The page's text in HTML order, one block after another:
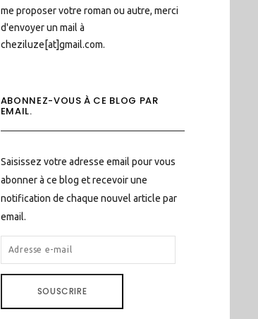
me proposer votre roman ou autre, merci
d'envoyer un mail à
cheziluze[at]gmail.com.
ABONNEZ-VOUS À CE BLOG PAR
EMAIL.
Saisissez votre adresse email pour vous
abonner à ce blog et recevoir une
notification de chaque nouvel article par
email.
ADRESSE
E-
SOUSCRIRE